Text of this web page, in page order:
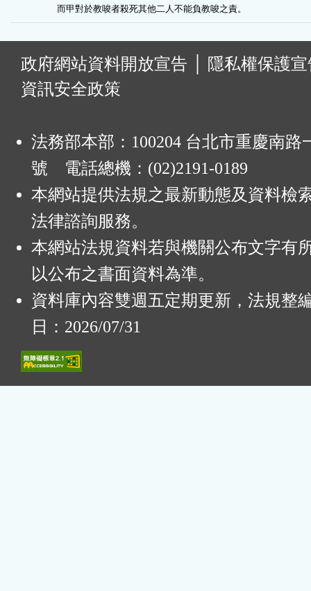
而甲對於教唆者殺死其他二人不能負教唆之責。
政府網站資料開放宣告
隱私權保護
資訊安全政策
法務部本部：100204 台北市重慶南路
號 電話總機：(02)2191-0189
本網站提供法規之最新動態及資料檢
法律諮詢服務。
本網站法規資料若與機關公布文字有
以公布之書面資料為準。
資料庫內容雙週五定期更新，法規整
日：2026/07/31